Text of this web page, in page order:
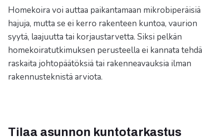
Homekoira voi auttaa paikantamaan mikrobiperäisiä
hajuja, mutta se ei kerro rakenteen kuntoa, vaurion
syytä, laajuutta tai korjaustarvetta. Siksi pelkän
homekoiratutkimuksen perusteella ei kannata tehdä
raskaita johtopäätöksiä tai rakenneavauksia ilman
rakennusteknistä arviota.
Tilaa asunnon kuntotarkastus